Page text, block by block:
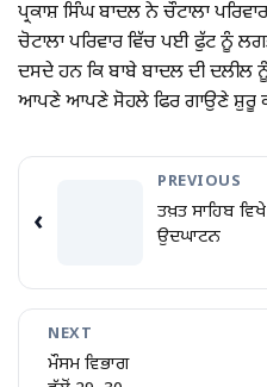
ਪ੍ਰਕਾਸ਼ ਸਿੰਘ ਬਾਦਲ ਨੇ ਚੌਟਾਲਾ
ਚੋਟਾਲਾ ਪਰਿਵਾਰ ਵਿੱਚ ਪਈ ਫੁੱਟ ਨੂੰ
ਦਸਦੇ ਹਨ ਕਿ ਬਾਬੇ ਬਾਦਲ ਦੀ ਦਲੀਲ
ਆਪਣੇ ਆਪਣੇ ਸੋਹਲੇ ਫਿਰ ਗਾਉਣੇ ਸ਼ੁਰੂ
‹
PREVIOUS
ਤਖ਼ਤ ਸਾਹਿਬ
ਉਦਘਾਟਨ
NEXT
ਮੌਸਮ ਵਿਭਾਗ